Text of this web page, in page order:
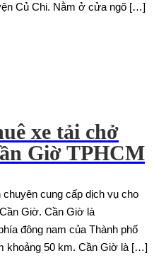
Củ Chi. Nằm ở cửa ngõ […]
xe tải chở
Giờ TPHCM
cung cấp dịch vụ cho
Giờ. Cần Giờ là
đông nam của Thành phố
khoảng 50 km. Cần Giờ là […]